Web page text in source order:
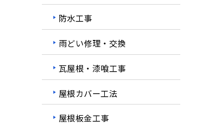
防水工事
雨どい修理・交換
瓦屋根・漆喰工事
屋根カバー工法
屋根板金工事